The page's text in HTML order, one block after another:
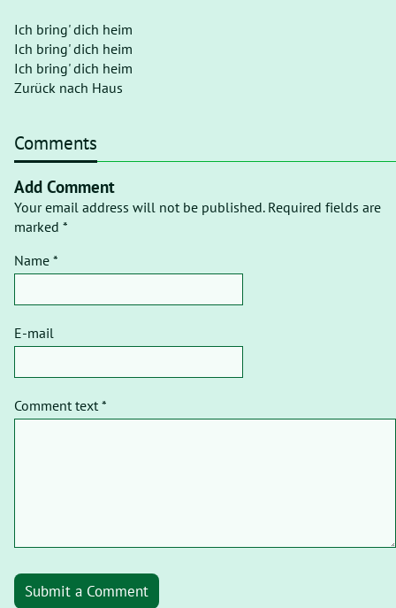
Ich bring' dich heim
Ich bring' dich heim
Ich bring' dich heim
Zurück nach Haus
Comments
Add Comment
Your email address will not be published. Required fields are
marked *
Name *
E-mail
Comment text *
Submit a Comment